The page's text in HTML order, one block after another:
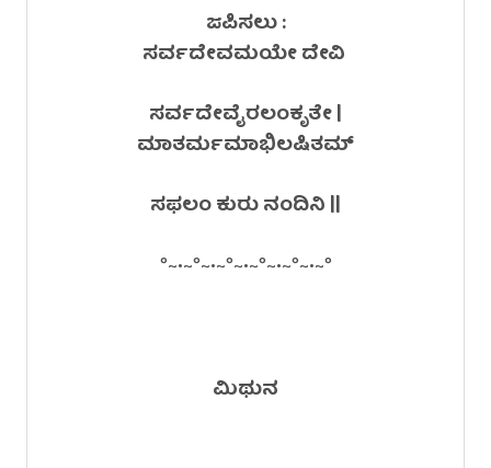
ಜಪಿಸಲು :
ಸರ್ವದೇವಮಯೇ ದೇವಿ
ಸರ್ವದೇವೈರಲಂಕೃತೇ |
ಮಾತರ್ಮಮಾಭಿಲಷಿತಮ್
ಸಫಲಂ ಕುರು ನಂದಿನಿ ||
°~•~°~•~°~•~°~•~°~•~°
ಮಿಥುನ